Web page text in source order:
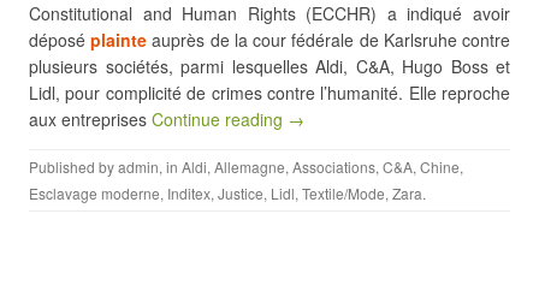
Constitutional and Human Rights (ECCHR) a indiqué avoir
déposéplainte auprès de la cour fédérale de Karlsruhe contre
plusieurs sociétés, parmi lesquelles Aldi, C&A, Hugo Boss et
Lidl, pour complicité de crimes contre l’humanité. Elle reproche
aux entreprises Continue reading →
Published byadmin, in Aldi, Allemagne, Associations, C&A, Chine,
Esclavage moderne, Inditex, Justice, Lidl, Textile/Mode, Zara.